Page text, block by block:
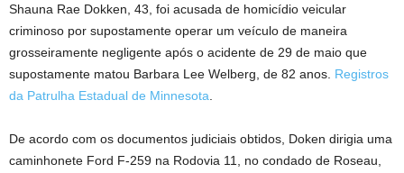
Shauna Rae Dokken, 43, foi acusada de homicídio veicular
criminoso por supostamente operar um veículo de maneira
grosseiramente negligente após o acidente de 29 de maio que
supostamente matou Barbara Lee Welberg, de 82 anos. Registros
da Patrulha Estadual de Minnesota
De acordo com os documentos judiciais obtidos, Doken dirigia uma
caminhonete Ford F-259 na Rodovia 11, no condado de Roseau,